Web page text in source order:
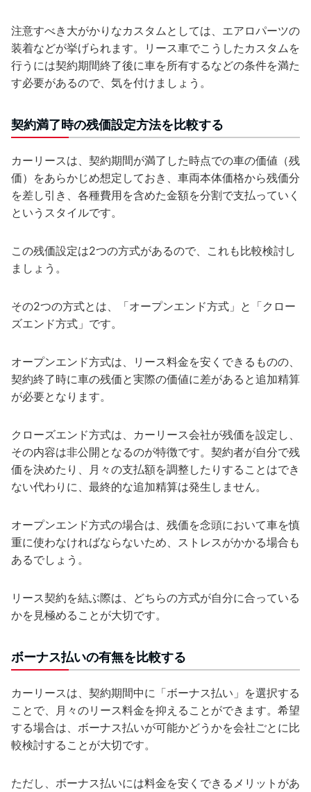
注意すべき大がかりなカスタムとしては、エアロパーツの
装着などが挙げられます。リース車でこうしたカスタムを
行うには契約期間終了後に車を所有するなどの条件を満た
す必要があるので、気を付けましょう。
契約満了時の残価設定方法を比較する
カーリースは、契約期間が満了した時点での車の価値（残
価）をあらかじめ想定しておき、車両本体価格から残価分
を差し引き、各種費用を含めた金額を分割で支払っていく
というスタイルです。
この残価設定は2つの方式があるので、これも比較検討し
ましょう。
その2つの方式とは、「オープンエンド方式」と「クロー
ズエンド方式」です。
オープンエンド方式は、リース料金を安くできるものの、
契約終了時に車の残価と実際の価値に差があると追加精算
が必要となります。
クローズエンド方式は、カーリース会社が残価を設定し、
その内容は非公開となるのが特徴です。契約者が自分で残
価を決めたり、月々の支払額を調整したりすることはでき
ない代わりに、最終的な追加精算は発生しません。
オープンエンド方式の場合は、残価を念頭において車を慎
重に使わなければならないため、ストレスがかかる場合も
あるでしょう。
リース契約を結ぶ際は、どちらの方式が自分に合っている
かを見極めることが大切です。
ボーナス払いの有無を比較する
カーリースは、契約期間中に「ボーナス払い」を選択する
ことで、月々のリース料金を抑えることができます。希望
する場合は、ボーナス払いが可能かどうかを会社ごとに比
較検討することが大切です。
ただし、ボーナス払いには料金を安くできるメリットがあ